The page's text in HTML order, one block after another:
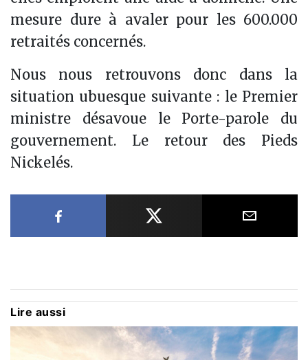
mesure dure à avaler pour les 600.000
retraités concernés.
Nous nous retrouvons donc dans la
situation ubuesque suivante : le Premier
ministre désavoue le Porte-parole du
gouvernement. Le retour des Pieds
Nickelés.
Partager sur FacebookPartager sur X
Lire aussi